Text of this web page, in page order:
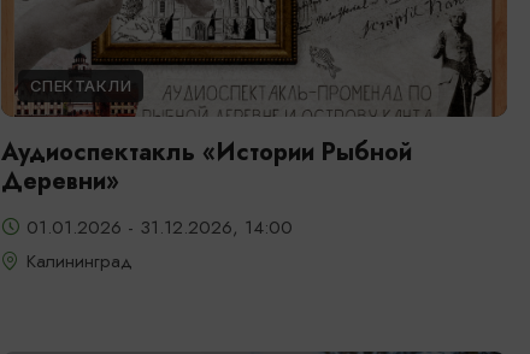
СПЕКТАКЛИ
Аудиоспектакль «Истории Рыбной
Деревни»
01.01.2026 - 31.12.2026, 14:00
Калининград